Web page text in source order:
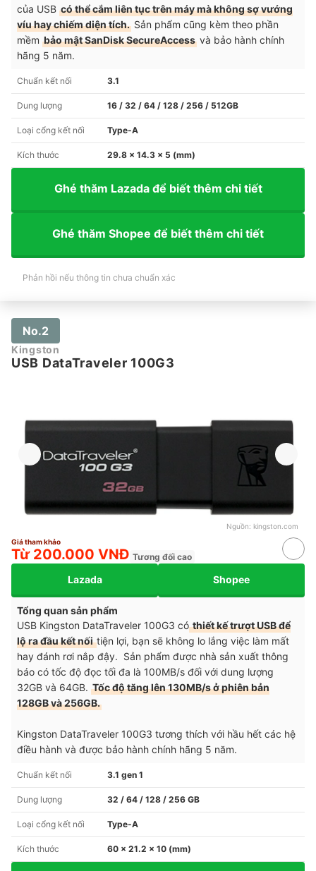
của USB có thể cắm liên tục trên máy mà không sợ vướng
víu hay chiếm diện tích. Sản phẩm cũng kèm theo phần
mềm bảo mật SanDisk SecureAccess và bảo hành chính
hãng 5 năm.
Chuẩn kết nối 3.1
Dung lượng 16 / 32 / 64 / 128 / 256 / 512GB
Loại cổng kết nối Type-A
Kích thước 29.8 x 14.3 x 5 (mm)
Ghé thăm Lazada để biết thêm chi tiết
Ghé thăm Shopee để biết thêm chi tiết
Phản hồi nếu thông tin chưa chuẩn xác
No.2
Kingston
USB DataTraveler 100G3
Nguồn: kingston.com
Giá tham khảo
Từ 200.000 VNĐ Tương đối cao
Lazada Shopee
Tổng quan sản phẩm
USB Kingston DataTraveler 100G3 cóthiết kế trượt USB để
lộ ra đầu kết nốitiện lợi, bạn sẽ không lo lắng việc làm mất
hay đánh rơi nắp đậy. Sản phẩm được nhà sản xuất thông
báo có tốc độ đọc tối đa là 100MB/s đối với dung lượng
32GB và 64GB. Tốc độ tăng lên 130MB/s ở phiên bản
128GB và 256GB.
Kingston DataTraveler 100G3 tương thích với hầu hết các hệ
điều hành và được bảo hành chính hãng 5 năm.
Chuẩn kết nối 3.1 gen 1
Dung lượng 32 / 64 / 128 / 256 GB
Loại cổng kết nối Type-A
Kích thước 60 x 21.2 x 10 (mm)